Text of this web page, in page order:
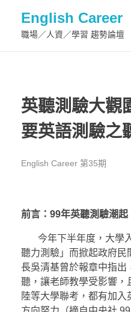
English Career
職場／人資／學習 趨勢論壇
英聽測驗大
要英語測驗之
English Career 第35期
前言：99年英聽測驗潮起
今年下半年度，大學
聽力測驗」而掀起政府民
長吳清基曾於報章中指出
聽，讓老師教學受影響，
陸等大學聯考，都有加